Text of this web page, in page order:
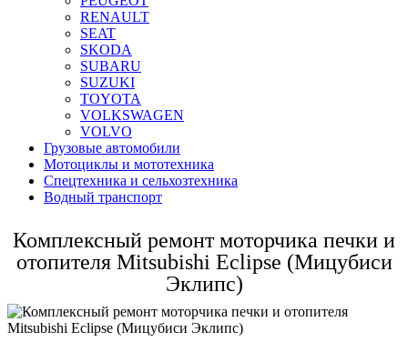
RENAULT
SEAT
SKODA
SUBARU
SUZUKI
TOYOTA
VOLKSWAGEN
VOLVO
Грузовые автомобили
Мотоциклы и мототехника
Спецтехника и сельхозтехника
Водный транспорт
Комплексный ремонт моторчика печки и
отопителя Mitsubishi Eclipse (Мицубиси
Эклипс)